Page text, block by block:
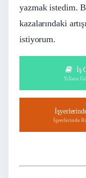
yazmak istedim.
kazalarındaki
istiyorum.
İş
Yıllara
İşyerlerinde